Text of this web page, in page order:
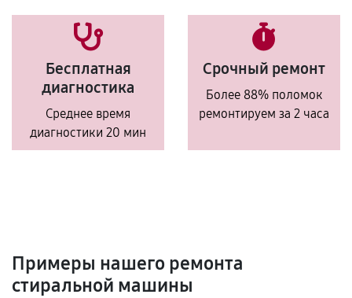
Бесплатная
диагностика
Среднее время
диагностики 20 мин
Срочный ремонт
Более 88% поломок
ремонтируем за 2 часа
Примеры нашего ремонта
стиральной машины